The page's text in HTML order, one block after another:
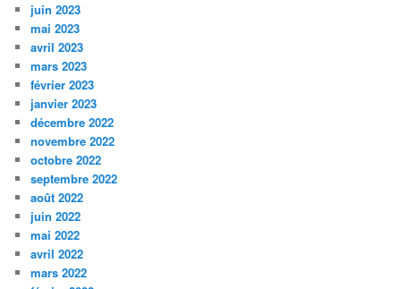
juin 2023
mai 2023
avril 2023
mars 2023
février 2023
janvier 2023
décembre 2022
novembre 2022
octobre 2022
septembre 2022
août 2022
juin 2022
mai 2022
avril 2022
mars 2022